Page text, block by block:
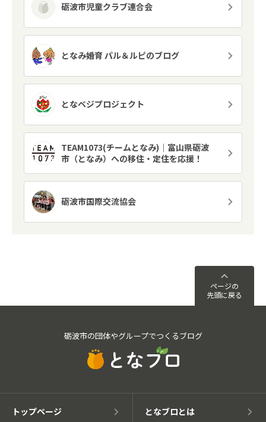
砺波市児童クラブ連合会
となみ婚育 パル＆ルピのブログ
となベジプロジェクト
TEAM1073(チームとなみ)｜富山県砺波
市（となみ）への移住・定住を応援！
砺波市国際交流協会
ページの
先頭に戻る
砺波市の団体やグループでつくるブログ
トップページ となブロとは